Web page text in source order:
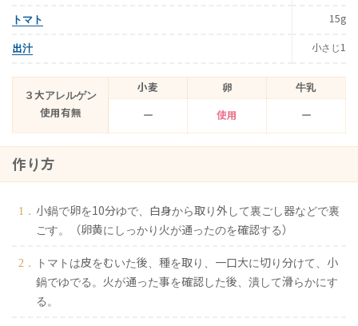
トマト 15g
出汁 小さじ1
３大アレルゲン
使用有無
小麦 卵 牛乳
ー 使用 ー
作り方
小鍋で卵を10分ゆで、白身から取り外して裏ごし器などで裏
ごす。（卵黄にしっかり火が通ったのを確認する）
トマトは皮をむいた後、種を取り、一口大に切り分けて、小
鍋でゆでる。火が通った事を確認した後、潰して滑らかにす
る。